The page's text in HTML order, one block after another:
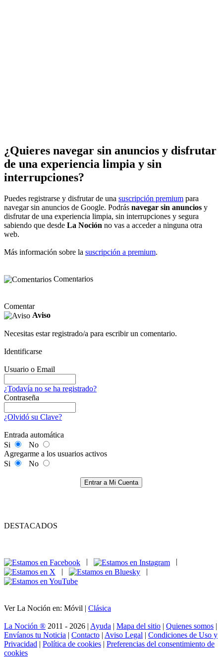
¿Quieres navegar sin anuncios y disfrutar
de una experiencia limpia y sin
interrupciones?
Puedes registrarse y disfrutar de una suscripción premium para
navegar sin anuncios de Google. Podrás navegar sin anuncios y
disfrutar de una experiencia limpia, sin interrupciones y segura
sabiendo que desde La Noción no vas a acceder a ninguna otra
web.
Más información sobre la suscripción a premium.
Comentarios
Comentar
Aviso
Necesitas estar registrado/a para escribir un comentario.
Identificarse
Usuario o Email
¿Todavía no se ha registrado?
Contraseña
¿Olvidó su Clave?
Entrada automática
Si
No
Agregarme a los usuarios activos
Si
No
Entrar a Mi Cuenta
DESTACADOS
|
|
Ver La Noción en: Móvil | Clásica
La Noción ® 2011 - 2026 | Ayuda | Mapa del sitio | Quienes somos |
Envíanos tu Noticia | Contacto | Aviso Legal | Condiciones de Uso y
Privacidad | Política de cookies | Preferencias del consentimiento de
cookies